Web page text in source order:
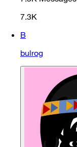
7.3K
B
bulrog